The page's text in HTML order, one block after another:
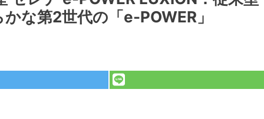
な第2世代の「e-POWER」